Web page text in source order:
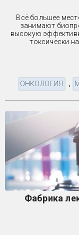
Всё большее
занимают
высокую
токсически
ОНКОЛОГИЯ ,
Фабрика